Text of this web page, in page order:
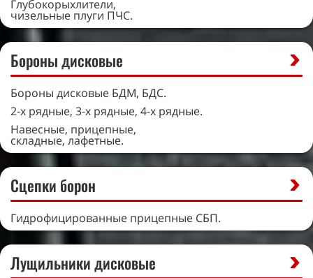
Глубокорыхлители,
чизельные плуги ПЧС.
Бороны дисковые
Бороны дисковые БДМ, БДС.
2-х рядные, 3-х рядные, 4-х рядные.
Навесные, прицепные,
складные, лафетные.
Сцепки борон
Гидрофицированные прицепные СБП.
Лущильники дисковые